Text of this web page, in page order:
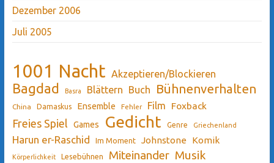
Dezember 2006
Juli 2005
1001 Nacht Akzeptieren/Blockieren
Bagdad Basra Blättern Buch Bühnenverhalten
China Damaskus Ensemble Fehler Film Foxback
Freies Spiel Games Gedicht Genre Griechenland
Harun er-Raschid Im Moment Johnstone Komik
Körperlichkeit Lesebühnen Miteinander Musik